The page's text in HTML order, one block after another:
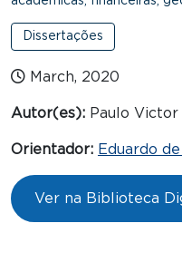
Dissertações
March, 2020
Autor(es): Paulo Victor
Orientador: Eduardo
Ver na Biblioteca